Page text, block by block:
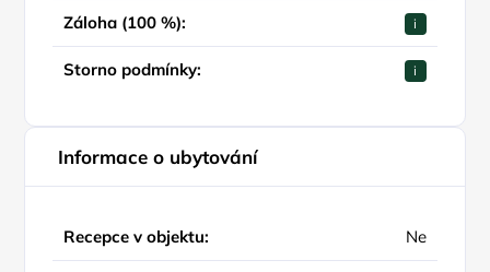
Záloha (100 %): i
Storno podmínky: i
Informace o ubytování
Recepce v objektu: Ne